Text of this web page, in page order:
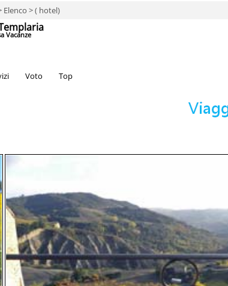
Elenco > ( hotel)
Vacanze
Voto Top